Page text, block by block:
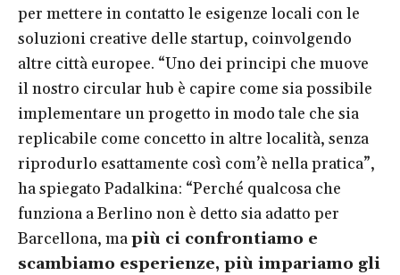
per mettere in contatto le esigenze locali con le
soluzioni creative delle startup, coinvolgendo
altre città europee. “Uno dei principi che muove
il nostro circular hub è capire come sia possibile
implementare un progetto in modo tale che sia
replicabile come concetto in altre località, senza
riprodurlo esattamente così com’è nella pratica”,
ha spiegato Padalkina: “Perché qualcosa che
funziona a Berlino non è detto sia adatto per
Barcellona, mapiù ci confrontiamo e
scambiamo esperienze, più impariamo gli